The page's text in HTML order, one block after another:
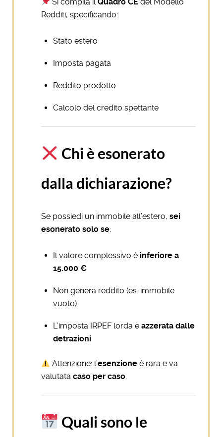
Redditi, specificando:
Stato estero
Imposta pagata
Reddito prodotto
Calcolo del credito spettante
Chi è esonerato
dalla dichiarazione?
Se possiedi un immobile all’estero, sei
esonerato solo se:
Il valore complessivo è inferiore a
15.000 €
Non genera reddito (es. immobile
vuoto)
L’imposta IRPEF lorda è azzerata dalle
detrazioni
Attenzione: l’esenzione è rara e va
valutata caso per caso.
Quali sono le